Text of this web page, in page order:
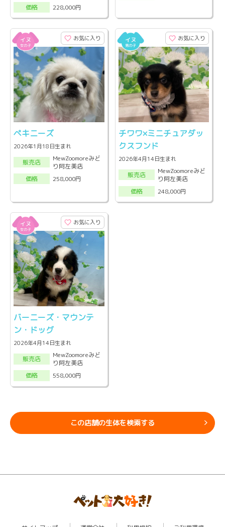
価格
228,000円
お気に入り
ペキニーズ
2026年1月18日生まれ
販売店
MewZoomoreみど
り阿左美店
価格
258,000円
お気に入り
チワワ×ミニチュアダッ
クスフンド
2026年4月14日生まれ
販売店
MewZoomoreみど
り阿左美店
価格
248,000円
お気に入り
バーニーズ・マウンテ
ン・ドッグ
2026年4月14日生まれ
販売店
MewZoomoreみど
り阿左美店
価格
558,000円
この店舗の生体を検索する